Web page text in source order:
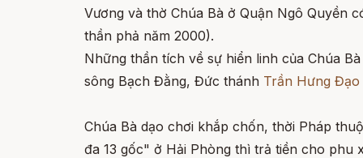
Vương và thờ Chúa Bà ở Quận Ngô Quyền
thần phả năm 2000).
Những thần tích về sự hiển linh của Chúa
sông Bạch Đằng, Đức thánh Trần Hưng Đạo
Chúa Bà dạo chơi khắp chốn, thời Pháp
đa 13 gốc" ở Hải Phòng thì trả tiền cho phu